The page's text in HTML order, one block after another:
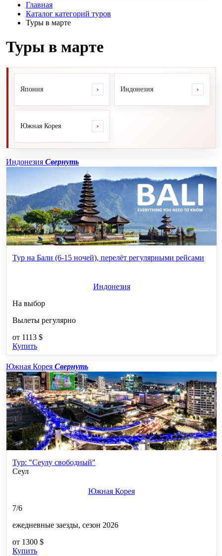
Главная
Каталог категорий туров
Туры в марте
Туры в марте
Япония › Индонезия ›
Южная Корея ›
Индонезия Свернуть
Тур на Бали (6-15 ночей), перелёт регулярными рейсами
Индонезия
На выбор
Вылеты регулярно
от 1113 $
Купить
Южная Корея Свернуть
Тур: "Сеулу свободный"
Сеул
Южная Корея
7/6
ежедневные заезды, сезон 2026
от 1300 $
Купить